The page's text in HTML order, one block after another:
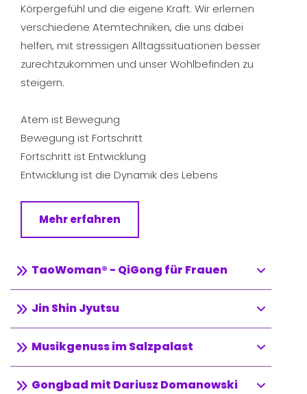
Körpergefühl und die eigene Kraft. Wir erlernen
verschiedene Atemtechniken, die uns dabei
helfen, mit stressigen Alltagssituationen besser
zurechtzukommen und unser Wohlbefinden zu
steigern.
Atem ist Bewegung
Bewegung ist Fortschritt
Fortschritt ist Entwicklung
Entwicklung ist die Dynamik des Lebens
Mehr erfahren
TaoWoman® - QiGong für Frauen
Jin Shin Jyutsu
Musikgenuss im Salzpalast
Gongbad mit Dariusz Domanowski